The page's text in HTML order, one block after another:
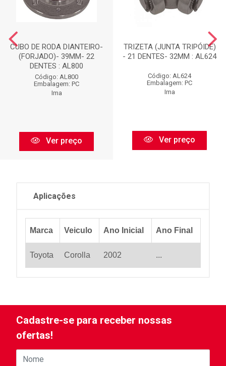
CUBO DE RODA DIANTEIRO-
(FORJADO)- 39MM- 22
DENTES : AL800
Código: AL800
Embalagem: PC
Ima
Ver preço
TRIZETA (JUNTA TRIPÓIDE)
- 21 DENTES- 32MM : AL624
Código: AL624
Embalagem: PC
Ima
Ver preço
Aplicações
Marca Veiculo Ano Inicial Ano Final
Toyota Corolla 2002 ...
Cadastre-se para receber nossas
ofertas!